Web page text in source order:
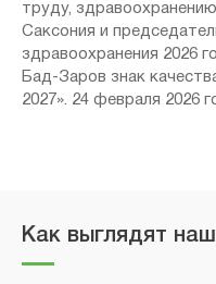
труду,
Саксония и
здравоохранения 2026
Бад-Заров знак
2027». 24 февраля 2026
Как выглядят